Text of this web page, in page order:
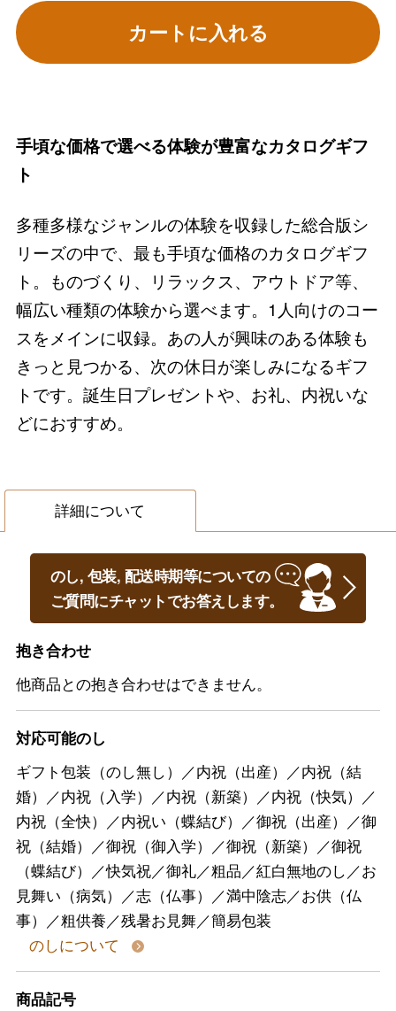
カートに入れる
手頃な価格で選べる体験が豊富なカタログギフ
ト
多種多様なジャンルの体験を収録した総合版シ
リーズの中で、最も手頃な価格のカタログギフ
ト。ものづくり、リラックス、アウトドア等、
幅広い種類の体験から選べます。1人向けのコー
スをメインに収録。あの人が興味のある体験も
きっと見つかる、次の休日が楽しみになるギフ
トです。誕生日プレゼントや、お礼、内祝いな
どにおすすめ。
詳細について
のし, 包装, 配送時期等についての
ご質問にチャットでお答えします。
抱き合わせ
他商品との抱き合わせはできません。
対応可能のし
ギフト包装（のし無し）／内祝（出産）／内祝（結
婚）／内祝（入学）／内祝（新築）／内祝（快気）／
内祝（全快）／内祝い（蝶結び）／御祝（出産）／御
祝（結婚）／御祝（御入学）／御祝（新築）／御祝
（蝶結び）／快気祝／御礼／粗品／紅白無地のし／お
見舞い（病気）／志（仏事）／満中陰志／お供（仏
事）／粗供養／残暑お見舞／簡易包装
のしについて
商品記号